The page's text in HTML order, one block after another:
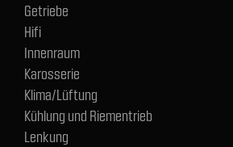
Getriebe
Hifi
Innenraum
Karosserie
Klima/Lüftung
Kühlung und Riementrieb
Lenkung